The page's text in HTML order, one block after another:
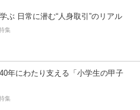
ぶ 日常に潜む“人身取引”のリアル
集
年にわたり支える「小学生の甲子
集